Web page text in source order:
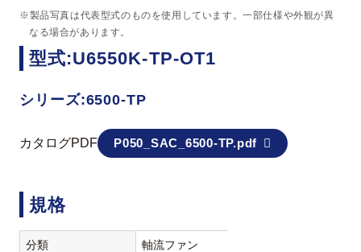
※製品写真は代表型式のものを使用しています。一部仕様や外観が異
なる場合があります。
型式:U6550K-TP-OT1
シリーズ:6500-TP
カタログPDF P050_SAC_6500-TP.pdf
規格
分類 軸流ファン